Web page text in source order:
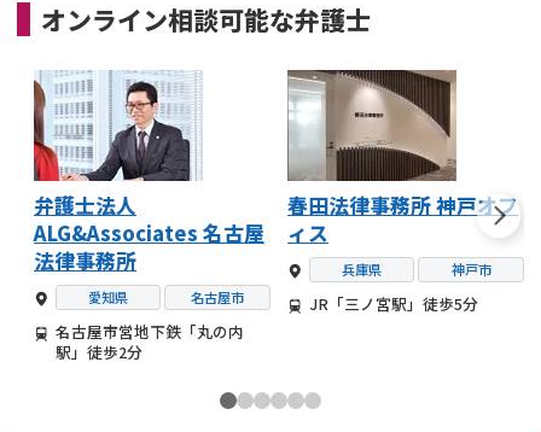
オンライン相談可能な弁護士
弁護士法人
ALG&Associates 名古屋
法律事務所
愛知県 名古屋市
名古屋市営地下鉄「丸の内
駅」徒歩2分
春田法律事務所 神戸オフ
ィス
兵庫県 神戸市
JR「三ノ宮駅」徒歩5分